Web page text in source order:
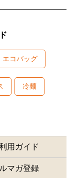
エコバッグ
冷麺
用ガイド
マガ登録